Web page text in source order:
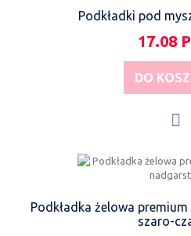
Podkładki pod
17.08
DO
Podkładka żelowa
szaro-